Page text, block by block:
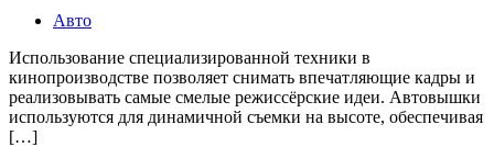
Авто
Использование специализированной техники в
кинопроизводстве позволяет снимать впечатляющие кадры и
реализовывать самые смелые режиссёрские идеи. Автовышки
используются для динамичной съемки на высоте, обеспечивая
[…]